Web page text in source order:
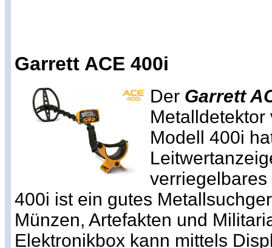
Garrett ACE 400i
Der Garrett
Metalldetektor
Modell 400i
400i ist ein gutes
Münzen, Artefakten und
Elektronikbox kann mittels